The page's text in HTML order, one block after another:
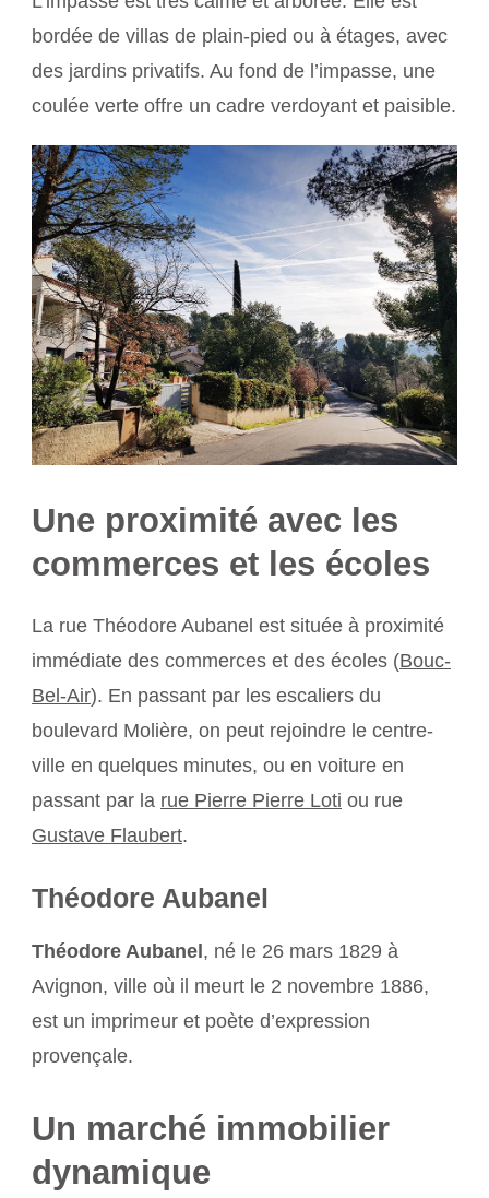
bordée de villas de plain-pied ou à étages, avec
des jardins privatifs. Au fond de l’impasse, une
coulée verte offre un cadre verdoyant et paisible.
Une proximité avec les
commerces et les écoles
La rue Théodore Aubanel est située à proximité
immédiate des commerces et des écoles (Bouc-
Bel-Air). En passant par les escaliers du
boulevard Molière, on peut rejoindre le centre-
ville en quelques minutes, ou en voiture en
passant par la rue Pierre Pierre Loti ou rue
Gustave Flaubert.
Théodore Aubanel
Théodore Aubanel, né le 26 mars 1829 à
Avignon, ville où il meurt le 2 novembre 1886,
est un imprimeur et poète d’expression
provençale.
Un marché immobilier
dynamique